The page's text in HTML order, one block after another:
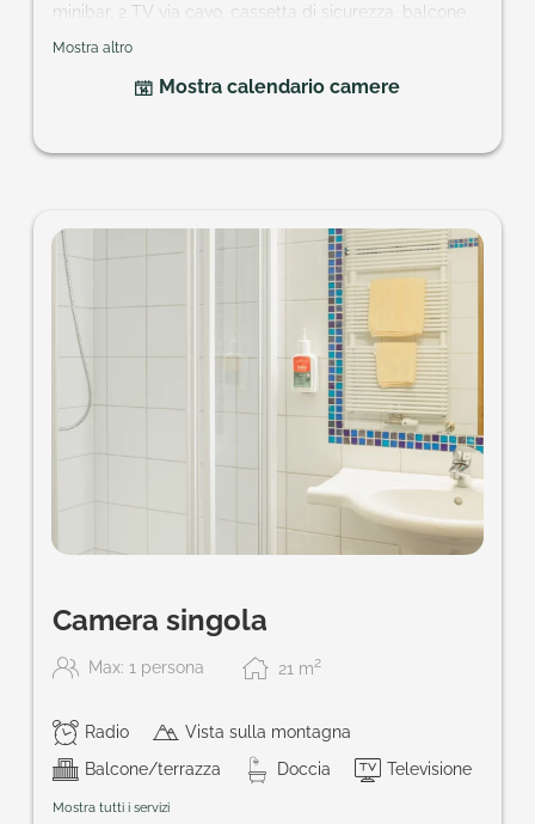
minibar, 2 TV via cavo, cassetta di sicurezza, balcone,
ideale per famiglie e coppie che dormano divise.
Mostra altro
Mostra calendario camere
Camera singola
Max: 1 persona 21 m2
Radio
Vista sulla montagna
Balcone/terrazza
Doccia Televisione
Mostra tutti i servizi